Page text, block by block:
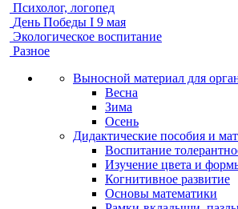
Психолог, логопед
День Победы I 9 мая
Экологическое воспитание
Разное
Выносной материал для
Весна
Зима
Осень
Дидактические пособия и
Воспитание
Изучение цвета и
Когнитивное развитие
Основы математики